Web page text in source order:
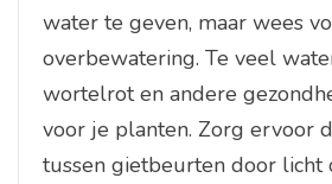
water te geven, maar wees
overbewatering. Te veel
wortelrot en andere
voor je planten. Zorg ervoor
tussen gietbeurten door licht